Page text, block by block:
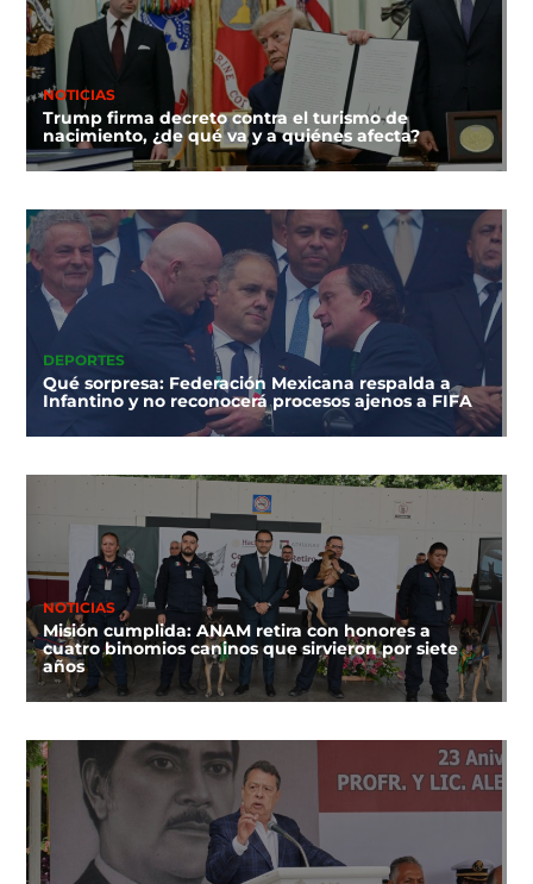
NOTICIAS
Trump firma decreto contra el turismo de
nacimiento, ¿de qué va y a quiénes afecta?
DEPORTES
Qué sorpresa: Federación Mexicana respalda a
Infantino y no reconocerá procesos ajenos a FIFA
NOTICIAS
Misión cumplida: ANAM retira con honores a
cuatro binomios caninos que sirvieron por siete
años